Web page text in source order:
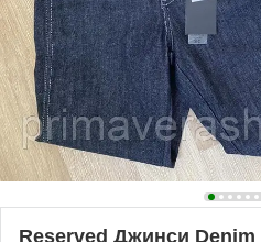
Reserved Джинси Denim